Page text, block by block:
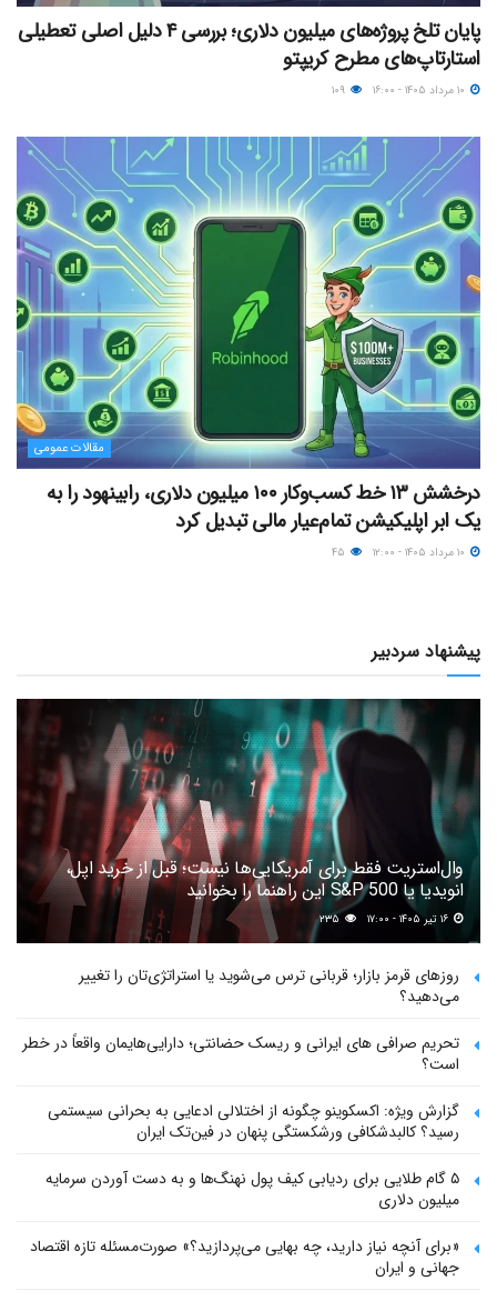
پایان تلخ پروژه‌های میلیون دلاری؛ بررسی ۴ دلیل اصلی تعطیلی
استارتاپ‌های مطرح کریپتو
مقالات عمومی
درخشش ۱۳ خط کسب‌وکار ۱۰۰ میلیون دلاری، رابینهود را به
یک ابر اپلیکیشن تمام‌عیار مالی تبدیل کرد
پیشنهاد سردبیر
وال‌استریت فقط برای آمریکایی‌ها نیست؛ قبل از خرید اپل،
انویدیا یا S&P 500 این راهنما را بخوانید
۲۳۵
روزهای قرمز بازار؛ قربانی ترس می‌شوید یا استراتژی‌تان را تغییر
می‌دهید؟
تحریم صرافی های ایرانی و ریسک حضانتی؛ دارایی‌هایمان واقعاً در خطر
است؟
گزارش ویژه: اکسکوینو چگونه از اختلالی ادعایی به بحرانی سیستمی
رسید؟ کالبدشکافی ورشکستگی پنهان در فین‌تک ایران
۵ گام طلایی برای ردیابی کیف پول‌ نهنگ‌ها و به دست آوردن سرمایه
میلیون دلاری
«برای آنچه نیاز دارید، چه بهایی می‌پردازید؟» صورت‌مسئله تازه اقتصاد
جهانی و ایران